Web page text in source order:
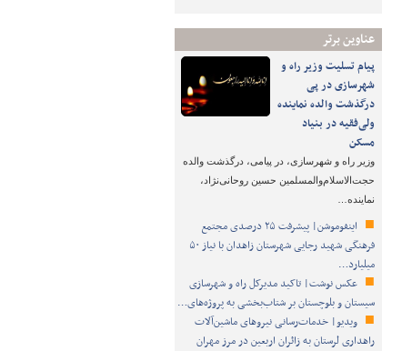
عناوین برتر
پیام تسلیت وزیر راه و
شهرسازی در پی
درگذشت والده نماینده
ولی‌فقیه در بنیاد
مسکن
وزیر راه و شهرسازی، در پیامی، درگذشت والده
حجت‌الاسلام‌والمسلمین حسین روحانی‌نژاد،
نماینده…
اینفوموشن| پیشرفت ۲۵ درصدی مجتمع
فرهنگی شهید رجایی شهرستان زاهدان با نیاز ۵۰
میلیارد…
عکس نوشت| تاکید مدیرکل راه و شهرسازی
سیستان و بلوچستان بر شتاب‌بخشی به پروژه‌های…
ویدیو| خدمات‌رسانی نیروهای ماشین‌آلات
راهداری لرستان به زائران اربعین در مرز مهران